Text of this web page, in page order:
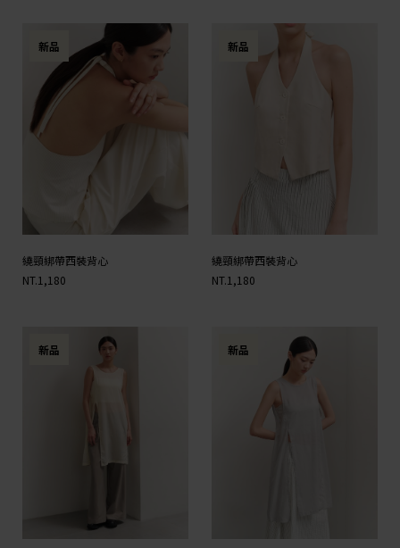
新品
繞頸綁帶西裝背心
NT.1,180
新品
繞頸綁帶西裝背心
NT.1,180
新品 新品